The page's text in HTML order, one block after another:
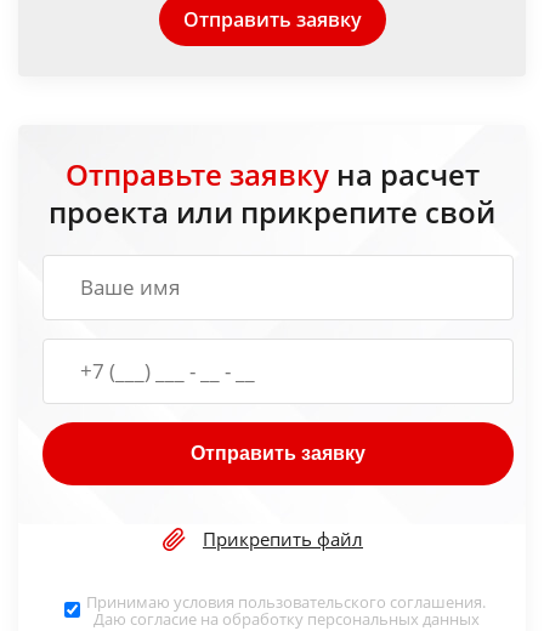
Отправить заявку
Отправьте заявкуна расчет
проекта или прикрепите свой
Отправить заявку
Прикрепить файл
Принимаю условия пользовательского соглашения.
Даю согласие на обработку персональных данных